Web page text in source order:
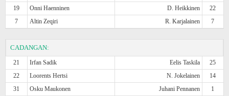
19
Onni Haenninen D. Heikkinen
22
7
Altin Zeqiri R. Karjalainen 7
CADANGAN:
21 Irfan Sadik Eelis Taskila
25
22
Loorents Hertsi N. Jokelainen
14
31
Osku Maukonen Juhani Pennanen
1